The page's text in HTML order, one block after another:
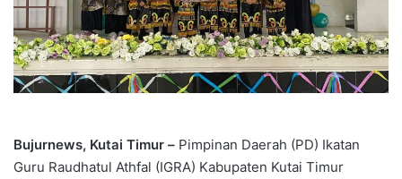
Bujurnews, Kutai Timur – Pimpinan Daerah (PD) Ikatan
Guru Raudhatul Athfal (IGRA) Kabupaten Kutai Timur